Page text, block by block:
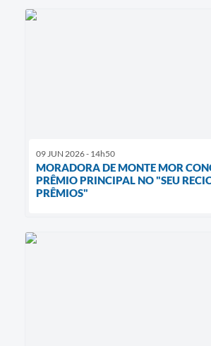
09 JUN 2026 - 14h50
MORADORA DE MONTE MOR
PRÊMIO PRINCIPAL NO "SEU
PRÊMIOS"